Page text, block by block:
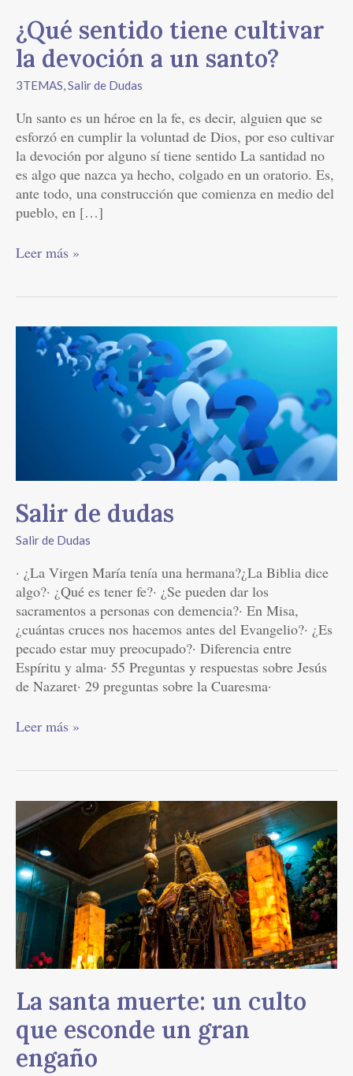
¿Qué sentido tiene cultivar
la devoción a un santo?
3TEMAS Salir de Dudas
Un santo es un héroe en la fe, es decir, alguien que se
esforzó en cumplir la voluntad de Dios, por eso cultivar
la devoción por alguno sí tiene sentido La santidad no
es algo que nazca ya hecho, colgado en un oratorio. Es,
ante todo, una construcción que comienza en medio del
pueblo, en […]
Leer más »
Salir de dudas
Salir de Dudas
· ¿La Virgen María tenía una hermana?¿La Biblia dice
algo?· ¿Qué es tener fe?· ¿Se pueden dar los
sacramentos a personas con demencia?· En Misa,
¿cuántas cruces nos hacemos antes del Evangelio?· ¿Es
pecado estar muy preocupado?· Diferencia entre
Espíritu y alma· 55 Preguntas y respuestas sobre Jesús
de Nazaret· 29 preguntas sobre la Cuaresma·
Salir
Leer más »
La santa muerte: un culto
que esconde un gran
engaño
santa
muerte:
un
culto
que
esconde
un
gran